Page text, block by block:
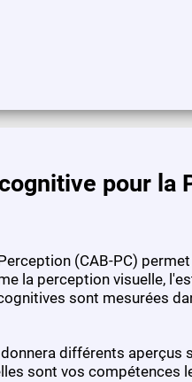
pour la
(CAB-PC)
la perception visuelle,
sont mesurées
différents aperçus
sont vos compétences